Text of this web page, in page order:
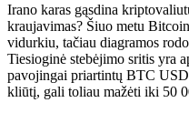
Irano karas gąsdina
kraujavimas? Šiuo metu
vidurkiu, tačiau diagramos
Tiesioginė stebėjimo sritis yra
pavojingai priartintų BTC
kliūtį, gali toliau mažėti iki 50